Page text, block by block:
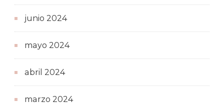
junio 2024
mayo 2024
abril 2024
marzo 2024